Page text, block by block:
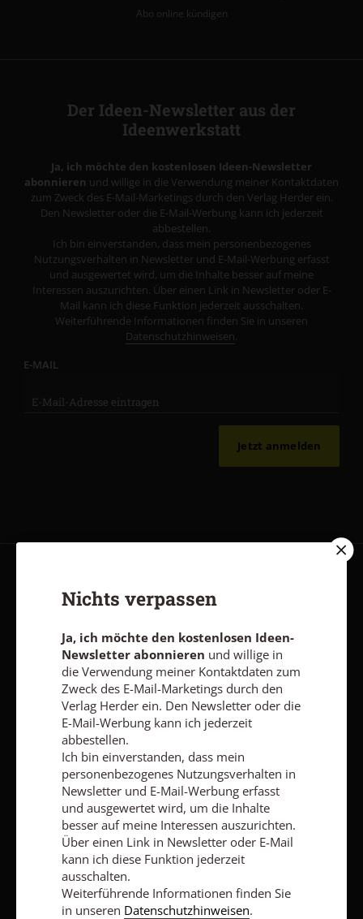
Abo online kündigen
Der Ideen-Newsletter aus der
Ideenwerkstatt
Ja, ich möchte den kostenlosen Ideen-Newsletter
abonnieren und willige in die Verwendung meiner Kontaktdaten
zum Zweck des E-Mail-Marketings durch den Verlag Herder ein.
Den Newsletter oder die E-Mail-Werbung kann ich jederzeit
abbestellen.
Ich bin einverstanden, dass mein personenbezogenes
Nutzungsverhalten in Newsletter und E-Mail-Werbung erfasst
und ausgewertet wird, um die Inhalte besser auf meine
Interessen auszurichten. Über einen Link in Newsletter oder E-
Mail kann ich diese Funktion jederzeit ausschalten.
Weiterführende Informationen finden Sie in unseren
Datenschutzhinweisen.
E-MAIL
Jetzt anmelden
Impressum
Vertrag widerrufen Abo online kündigen
Nach oben
Nichts verpassen
Ja, ich möchte den kostenlosen Ideen-
Newsletter abonnieren und willige in
die Verwendung meiner Kontaktdaten zum
Zweck des E-Mail-Marketings durch den
Verlag Herder ein. Den Newsletter oder die
E-Mail-Werbung kann ich jederzeit
abbestellen.
Ich bin einverstanden, dass mein
personenbezogenes Nutzungsverhalten in
Newsletter und E-Mail-Werbung erfasst
und ausgewertet wird, um die Inhalte
besser auf meine Interessen auszurichten.
Über einen Link in Newsletter oder E-Mail
kann ich diese Funktion jederzeit
ausschalten.
Weiterführende Informationen finden Sie
in unseren Datenschutzhinweisen.